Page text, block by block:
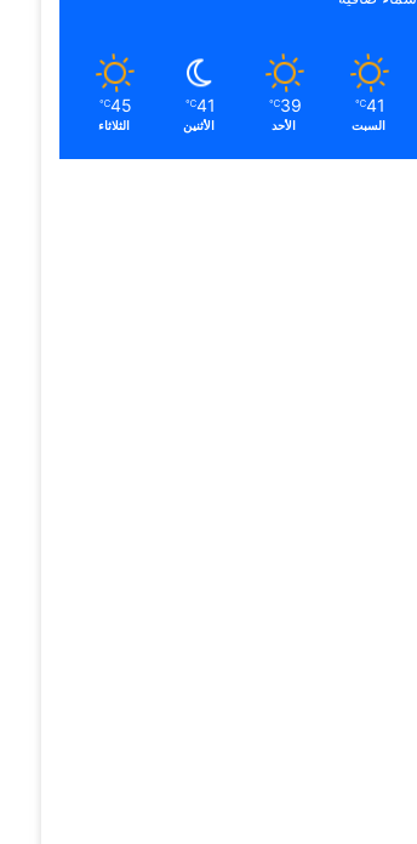
41
℃
السبت
39
℃
الأحد
41
℃
الأثنين
45
℃
الثلاثاء